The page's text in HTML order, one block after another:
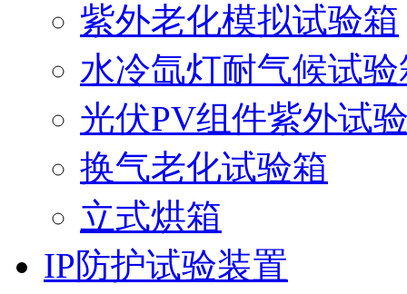
紫外老化模拟试验箱
水冷氙灯耐气候试验
光伏PV组件紫外试
换气老化试验箱
立式烘箱
IP防护试验装置